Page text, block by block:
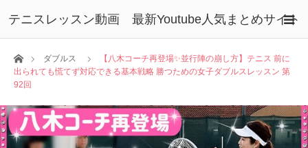
テニスレッスン動画 最新Youtube人気まとめサイト
ホームダブルス
【八木コーチ再登場✨並行陣の崩し方】テニス 前に
出られても慌てず対応できる基本戦略 勝つための女子ダブルスレッスン 第
92回